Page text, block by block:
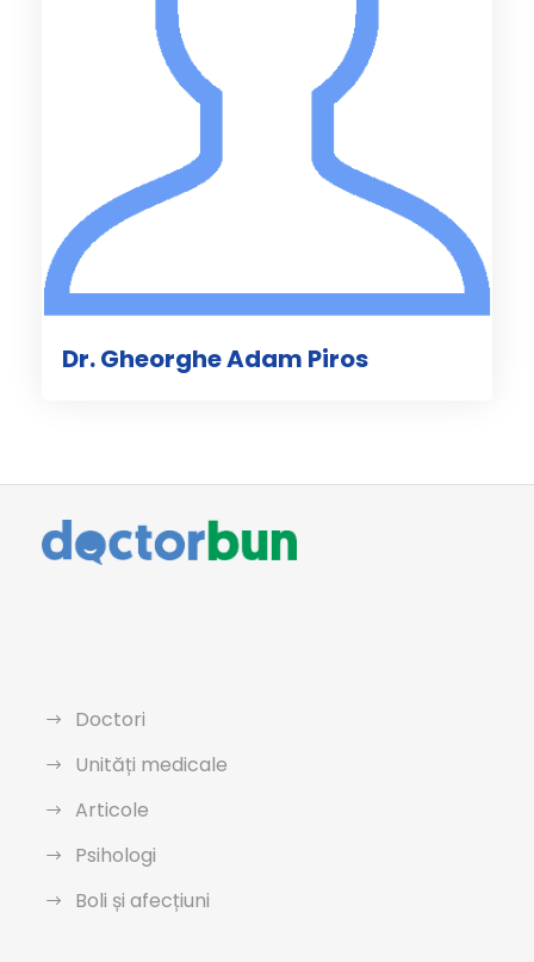
Dr. Gheorghe Adam Piros
Doctori
Unități medicale
Articole
Psihologi
Boli și afecțiuni